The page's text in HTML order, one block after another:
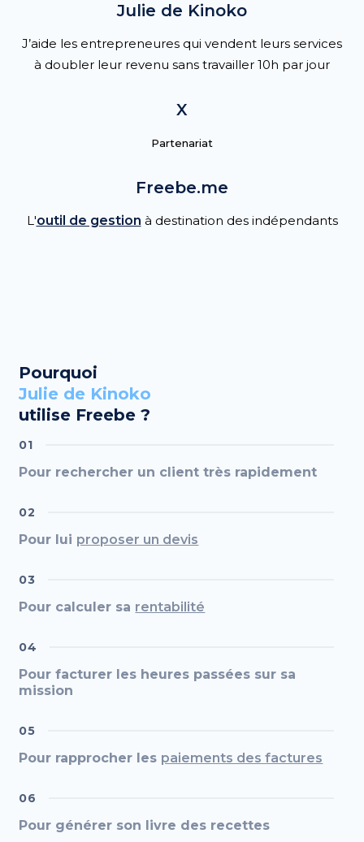
Julie de Kinoko
J’aide les entrepreneures qui vendent leurs services
à doubler leur revenu sans travailler 10h par jour
X
Partenariat
Freebe.me
L'outil de gestion à destination des indépendants
Pourquoi
Julie de Kinoko
utilise Freebe ?
01
Pour rechercher un client très rapidement
02
Pour lui proposer un devis
03
Pour calculer sa rentabilité
04
Pour facturer les heures passées sur sa
mission
05
Pour rapprocher les paiements des factures
06
Pour générer son livre des recettes